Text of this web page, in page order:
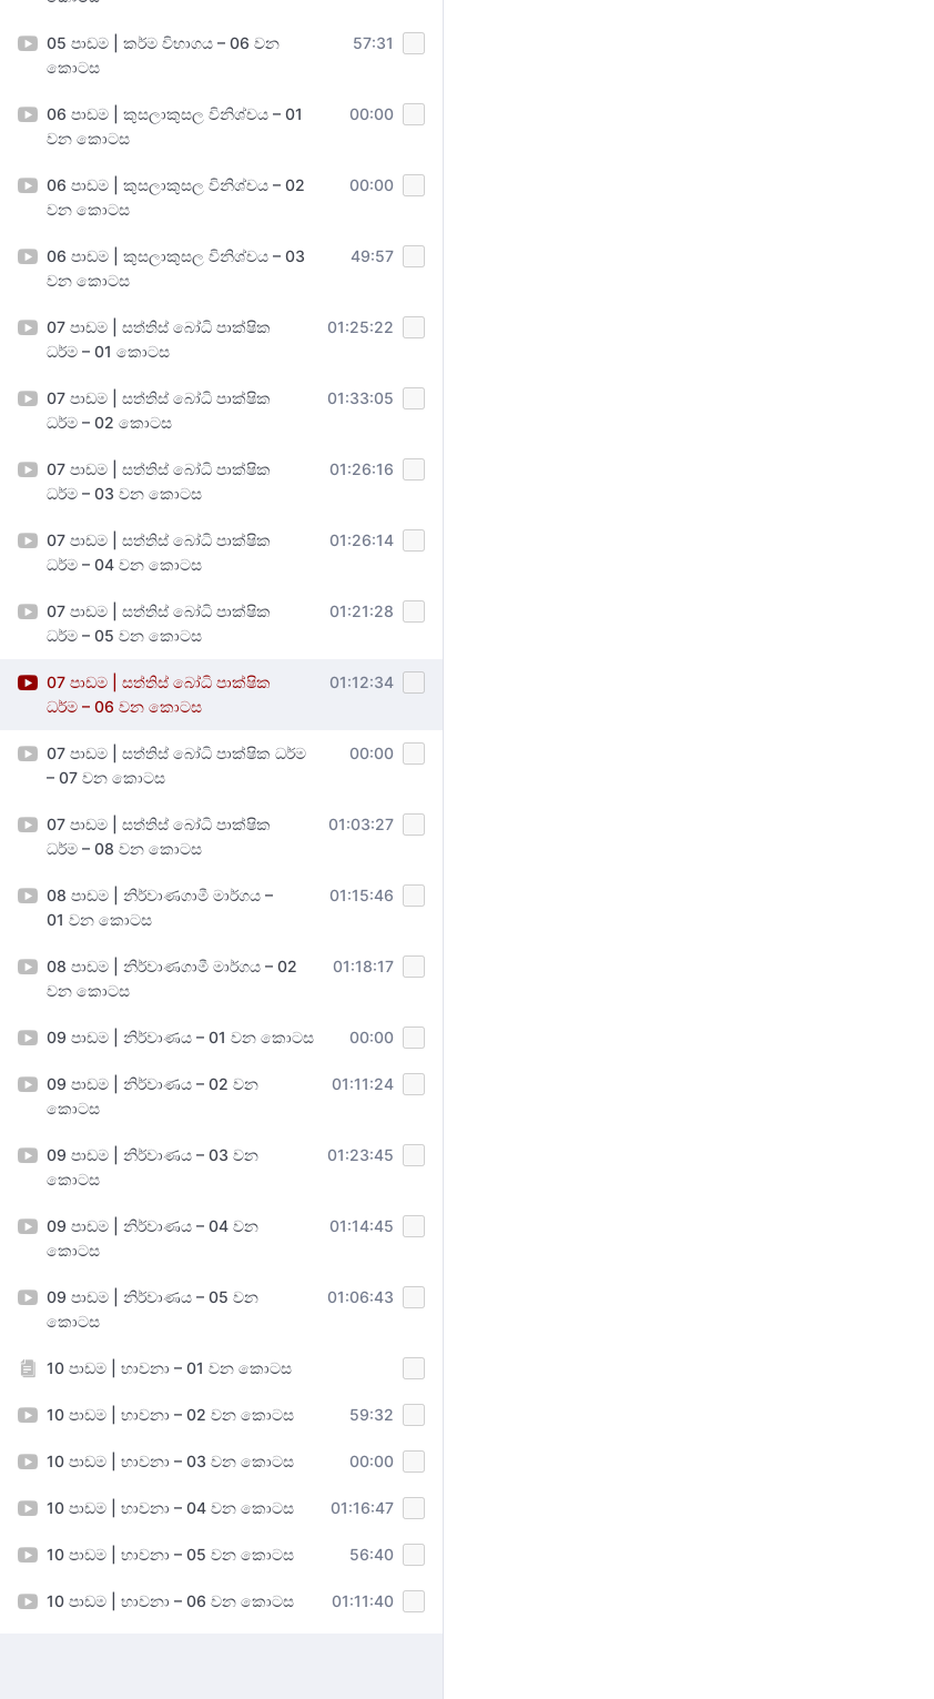
05 පාඩම | කර්ම විභාගය – 06 වන
කොටස
57:31
06 පාඩම | කුසලාකුසල විනිශ්චය – 01
වන කොටස
00:00
06 පාඩම | කුසලාකුසල විනිශ්චය – 02
වන කොටස
00:00
06 පාඩම | කුසලාකුසල විනිශ්චය – 03
වන කොටස
49:57
07 පාඩම | සත්තිස් බෝධි පාක්ෂික
ධර්ම – 01 කොටස
01:25:22
07 පාඩම | සත්තිස් බෝධි පාක්ෂික
ධර්ම – 02 කොටස
01:33:05
07 පාඩම | සත්තිස් බෝධි පාක්ෂික
ධර්ම – 03 වන කොටස
01:26:16
07 පාඩම | සත්තිස් බෝධි පාක්ෂික
ධර්ම – 04 වන කොටස
01:26:14
07 පාඩම | සත්තිස් බෝධි පාක්ෂික
ධර්ම – 05 වන කොටස
01:21:28
07 පාඩම | සත්තිස් බෝධි පාක්ෂික
ධර්ම – 06 වන කොටස
01:12:34
07 පාඩම | සත්තිස් බෝධි පාක්ෂික ධර්ම
– 07 වන කොටස
00:00
07 පාඩම | සත්තිස් බෝධි පාක්ෂික
ධර්ම – 08 වන කොටස
01:03:27
08 පාඩම | නිර්වාණගාමී මාර්ගය –
01 වන කොටස
01:15:46
08 පාඩම | නිර්වාණගාමී මාර්ගය – 02
වන කොටස
01:18:17
09 පාඩම | නිර්වාණය – 01 වන කොටස 00:00
09 පාඩම | නිර්වාණය – 02 වන
කොටස
01:11:24
09 පාඩම | නිර්වාණය – 03 වන
කොටස
01:23:45
09 පාඩම | නිර්වාණය – 04 වන
කොටස
01:14:45
09 පාඩම | නිර්වාණය – 05 වන
කොටස
01:06:43
10 පාඩම | භාවනා – 01 වන කොටස
10 පාඩම | භාවනා – 02 වන කොටස 59:32
10 පාඩම | භාවනා – 03 වන කොටස 00:00
10 පාඩම | භාවනා – 04 වන කොටස 01:16:47
10 පාඩම | භාවනා – 05 වන කොටස 56:40
10 පාඩම | භාවනා – 06 වන කොටස 01:11:40